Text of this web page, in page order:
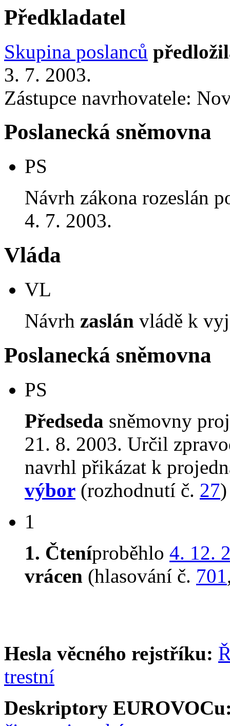
Předkladatel
Skupina poslanců
3. 7. 2003.
Zástupce navrhovatele:
Poslanecká sněmovna
PS
Návrh zákona rozeslán
4. 7. 2003.
Vláda
VL
Návrh zaslán vládě k
Poslanecká sněmovna
PS
Předseda sněmovny
21. 8. 2003. Určil
navrhl přikázat k
výbor (rozhodnutí č. 27)
1
1. Čteníproběhlo 4. 12.
vrácen (hlasování č. 701
Hesla věcného rejstříku:
trestní
Deskriptory